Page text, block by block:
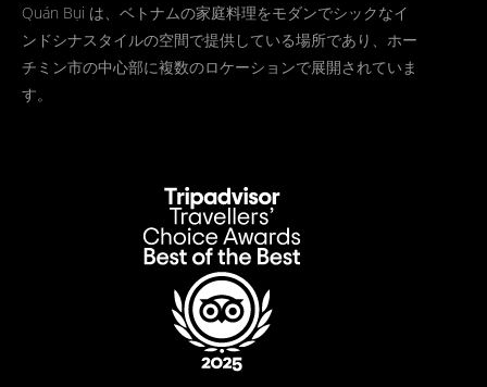
Quán Bụi は、ベトナムの家庭料理をモダンでシックなイ
ンドシナスタイルの空間で提供している場所であり、ホー
チミン市の中心部に複数のロケーションで展開されていま
す。